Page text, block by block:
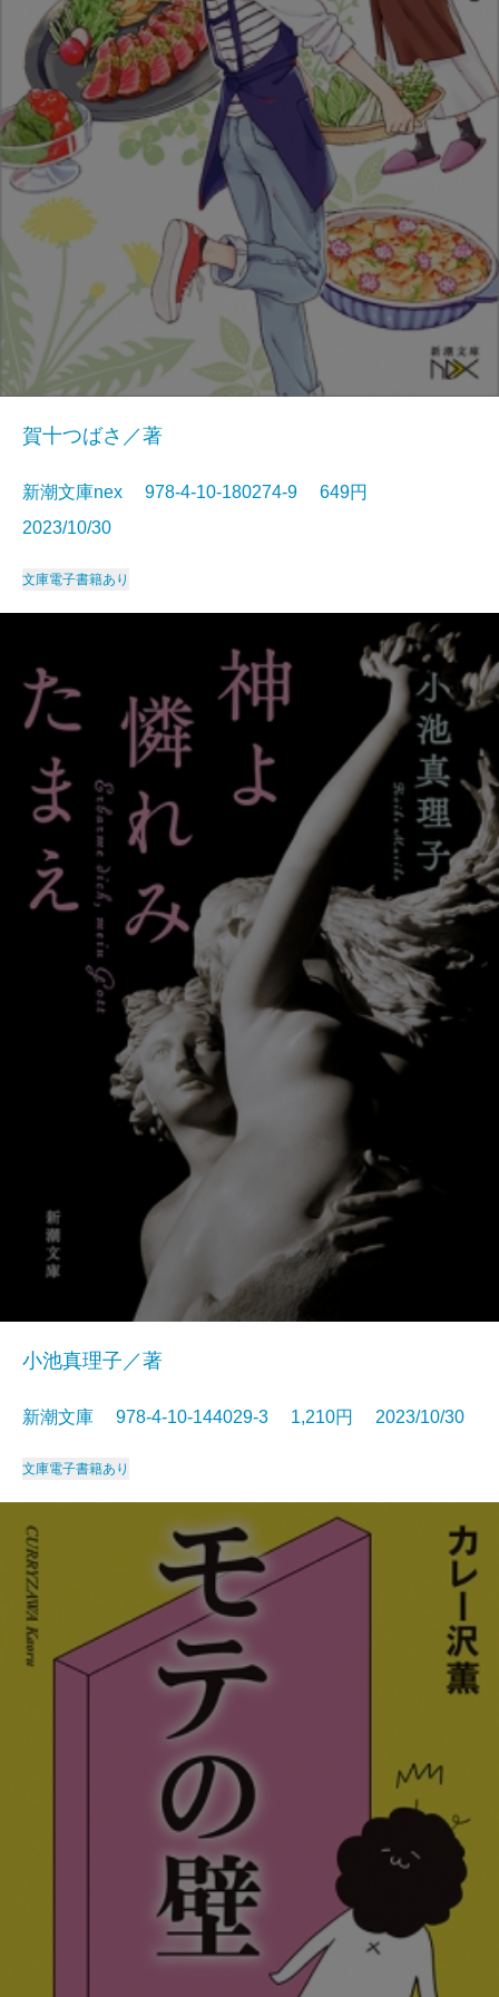
賀十つばさ／著
新潮文庫nex 978-4-10-180274-9 649円
2023/10/30
文庫電子書籍あり
小池真理子／著
新潮文庫 978-4-10-144029-3 1,210円 2023/10/30
文庫電子書籍あり